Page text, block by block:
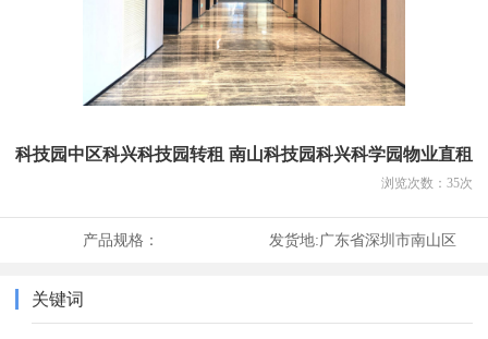
科技园中区科兴科技园转租 南山科技园科兴科学园物业直租
浏览次数： 35次
产品规格： 发货地:广东省深圳市南山区
关键词